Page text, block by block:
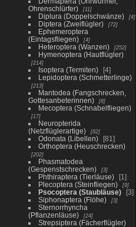
Ohrenschlürfer)
11
Diplura (Doppelschwänze) 4
Diptera (Zweiflügler) 72
Ephemeroptera
(Eintagsfliegen)
4
Heteroptera (Wanzen) 252
Hymenoptera (Hautflügler)
214
Isoptera (Termiten)
4
Lepidoptera (Schmetterlinge)
213
Mantodea (Fangschrecken,
Gottesanbeterinnen)
8
Mecoptera (Schnabelfliegen)
17
Neuropterida
(Netzflüglerartige)
82
Odonata (Libellen)
81
Orthoptera (Heuschrecken)
202
Phasmatodea
(Gespenstschrecken)
3
Phthiraptera (Tierläuse)
1
Plecoptera (Steinfliegen)
9
Psocoptera (Staubläuse)
3
Siphonaptera (Flöhe)
3
Sternorrhyncha
(Pflanzenläuse)
24
Strepsiptera (Fächerflügler)